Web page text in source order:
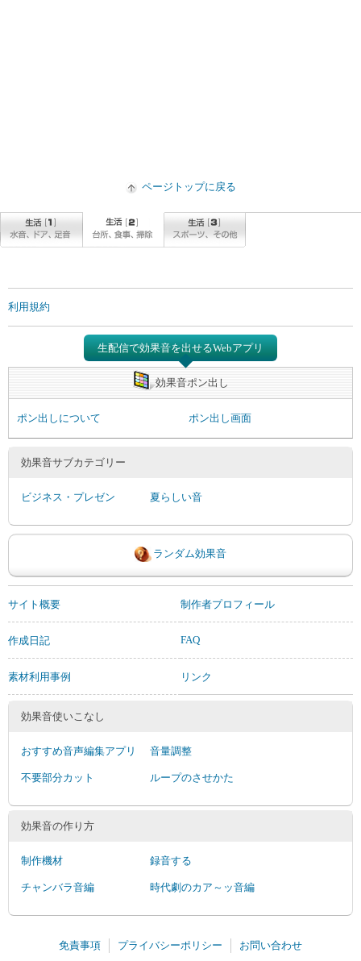
ページトップに戻る
利用規約
生配信で効果音を出せるWebアプリ
効果音ポン出し
ポン出しについて ポン出し画面
効果音サブカテゴリー
ビジネス・プレゼン 夏らしい音
ランダム効果音
サイト概要 制作者プロフィール
作成日記 FAQ
素材利用事例 リンク
効果音使いこなし
おすすめ音声編集アプリ 音量調整
不要部分カット ループのさせかた
効果音の作り方
制作機材 録音する
チャンバラ音編 時代劇のカア～ッ音編
免責事項 プライバシーポリシー お問い合わせ